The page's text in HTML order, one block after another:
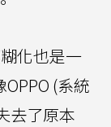
化也是一
(系統
去了原本